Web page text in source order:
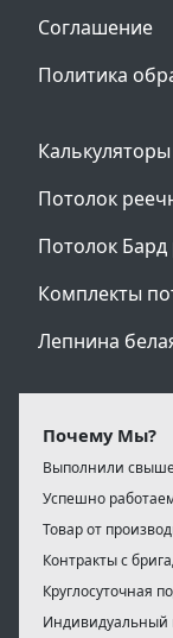
Соглашение
Политика
Калькуляторы
Потолок
Потолок
Комплекты
Лепнина
Почему Мы?
Выполнили свыше
Успешно
Товар от
Контракты с
Круглосуточная
Индивидуальный